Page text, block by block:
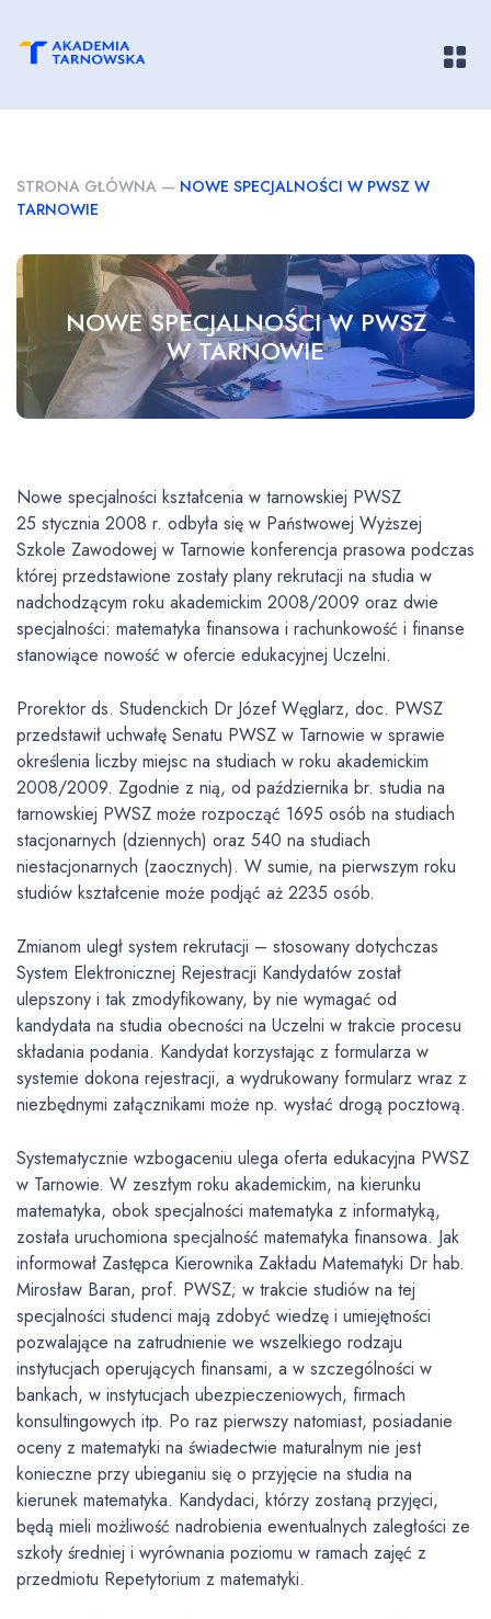
STRONA GŁÓWNA — NOWE SPECJALNOŚCI W PWSZ W
TARNOWIE
NOWE SPECJALNOŚCI W PWSZ
W TARNOWIE
Nowe specjalności kształcenia w tarnowskiej PWSZ
25 stycznia 2008 r. odbyła się w Państwowej Wyższej
Szkole Zawodowej w Tarnowie konferencja prasowa podczas
której przedstawione zostały plany rekrutacji na studia w
nadchodzącym roku akademickim 2008/2009 oraz dwie
specjalności: matematyka finansowa i rachunkowość i finanse
stanowiące nowość w ofercie edukacyjnej Uczelni.
Prorektor ds. Studenckich Dr Józef Węglarz, doc. PWSZ
przedstawił uchwałę Senatu PWSZ w Tarnowie w sprawie
określenia liczby miejsc na studiach w roku akademickim
2008/2009. Zgodnie z nią, od października br. studia na
tarnowskiej PWSZ może rozpocząć 1695 osób na studiach
stacjonarnych (dziennych) oraz 540 na studiach
niestacjonarnych (zaocznych). W sumie, na pierwszym roku
studiów kształcenie może podjąć aż 2235 osób.
Zmianom uległ system rekrutacji – stosowany dotychczas
System Elektronicznej Rejestracji Kandydatów został
ulepszony i tak zmodyfikowany, by nie wymagać od
kandydata na studia obecności na Uczelni w trakcie procesu
składania podania. Kandydat korzystając z formularza w
systemie dokona rejestracji, a wydrukowany formularz wraz z
niezbędnymi załącznikami może np. wysłać drogą pocztową.
Systematycznie wzbogaceniu ulega oferta edukacyjna PWSZ
w Tarnowie. W zeszłym roku akademickim, na kierunku
matematyka, obok specjalności matematyka z informatyką,
została uruchomiona specjalność matematyka finansowa. Jak
informował Zastępca Kierownika Zakładu Matematyki Dr hab.
Mirosław Baran, prof. PWSZ; w trakcie studiów na tej
specjalności studenci mają zdobyć wiedzę i umiejętności
pozwalające na zatrudnienie we wszelkiego rodzaju
instytucjach operujących finansami, a w szczególności w
bankach, w instytucjach ubezpieczeniowych, firmach
konsultingowych itp. Po raz pierwszy natomiast, posiadanie
oceny z matematyki na świadectwie maturalnym nie jest
konieczne przy ubieganiu się o przyjęcie na studia na
kierunek matematyka. Kandydaci, którzy zostaną przyjęci,
będą mieli możliwość nadrobienia ewentualnych zaległości ze
szkoły średniej i wyrównania poziomu w ramach zajęć z
przedmiotu Repetytorium z matematyki.